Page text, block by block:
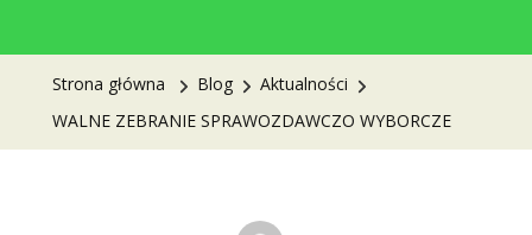
Strona główna Blog
Aktualności
WALNE ZEBRANIE SPRAWOZDAWCZO WYBORCZE